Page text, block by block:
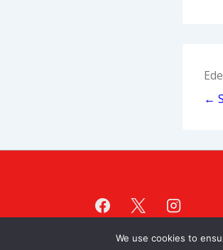
←
We use cookies to